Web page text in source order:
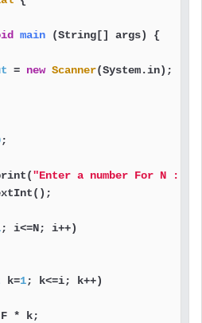
main (String[] args) {
= new Scanner(System.in);
;
"Enter a number For N : "
; i<=N; i++)
k=1; k<=i; k++)
* k;